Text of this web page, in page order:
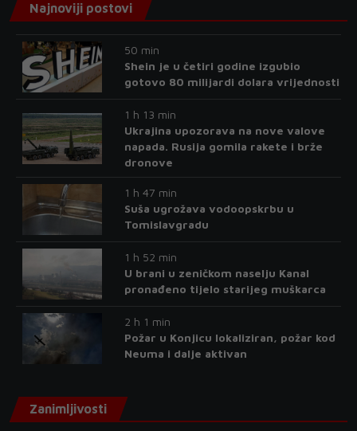
Najnoviji postovi
50 min
Shein je u četiri godine izgubio
gotovo 80 milijardi dolara vrijednosti
1 h 13 min
Ukrajina upozorava na nove valove
napada. Rusija gomila rakete i brže
dronove
1 h 47 min
Suša ugrožava vodoopskrbu u
Tomislavgradu
1 h 52 min
U brani u zeničkom naselju Kanal
pronađeno tijelo starijeg muškarca
2 h 1 min
Požar u Konjicu lokaliziran, požar kod
Neuma i dalje aktivan
Zanimljivosti